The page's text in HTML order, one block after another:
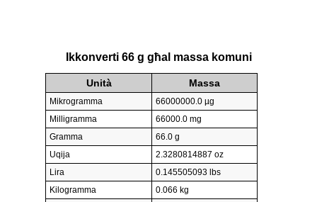
Ikkonverti 66 g għal massa komuni
Unità Massa
Mikrogramma
66000000.0 µg
Milligramma
66000.0 mg
Gramma
66.0 g
Uqija
2.3280814887 oz
Lira
0.145505093 lbs
Kilogramma
0.066 kg